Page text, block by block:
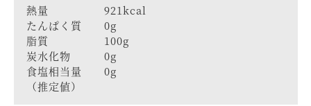
熱量 921kcal
たんぱく質 0g
脂質 100g
炭水化物 0g
食塩相当量 0g
（推定値）